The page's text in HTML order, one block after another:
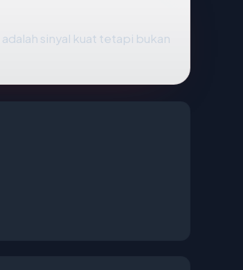
adalah sinyal kuat tetapi bukan